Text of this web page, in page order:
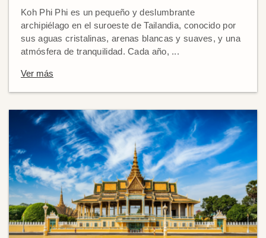
Koh Phi Phi es un pequeño y deslumbrante
archipiélago en el suroeste de Tailandia, conocido por
sus aguas cristalinas, arenas blancas y suaves, y una
atmósfera de tranquilidad. Cada año, ...
Ver más